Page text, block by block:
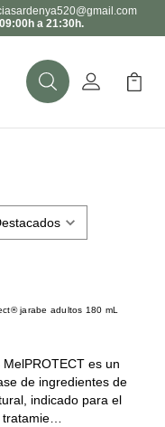
a 21:30h.
BuscarMi Cuenta
Mi
jarabe adultos 180 mL
MelPROTECT es un
de ingredientes de
indicado para el
tratamie…